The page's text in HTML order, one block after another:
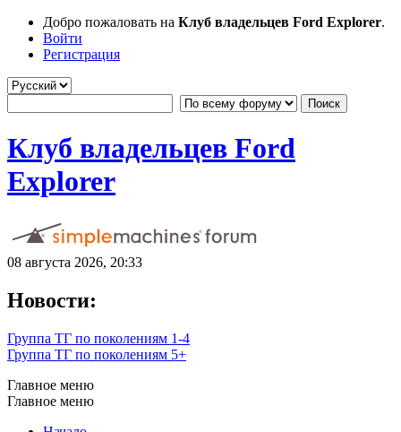
Добро пожаловать на Клуб владельцев Ford Explorer.
Войти
Регистрация
Клуб владельцев Ford
Explorer
08 августа 2026, 20:33
Новости:
Группа ТГ по поколениям 1-4
Группа ТГ по поколениям 5+
Главное меню
Главное меню